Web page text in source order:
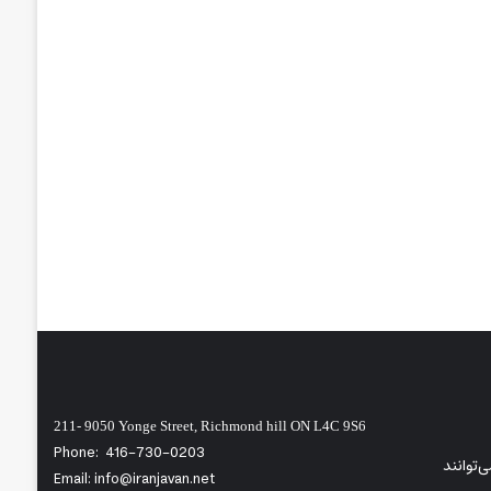
211- 9050 Yonge Street, Richmond hill ON L4C 9S6
Phone: 416-730-0203
Email: info@iranjavan.net